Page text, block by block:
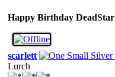
Happy Birthday DeadStar
scarlett
Lurch